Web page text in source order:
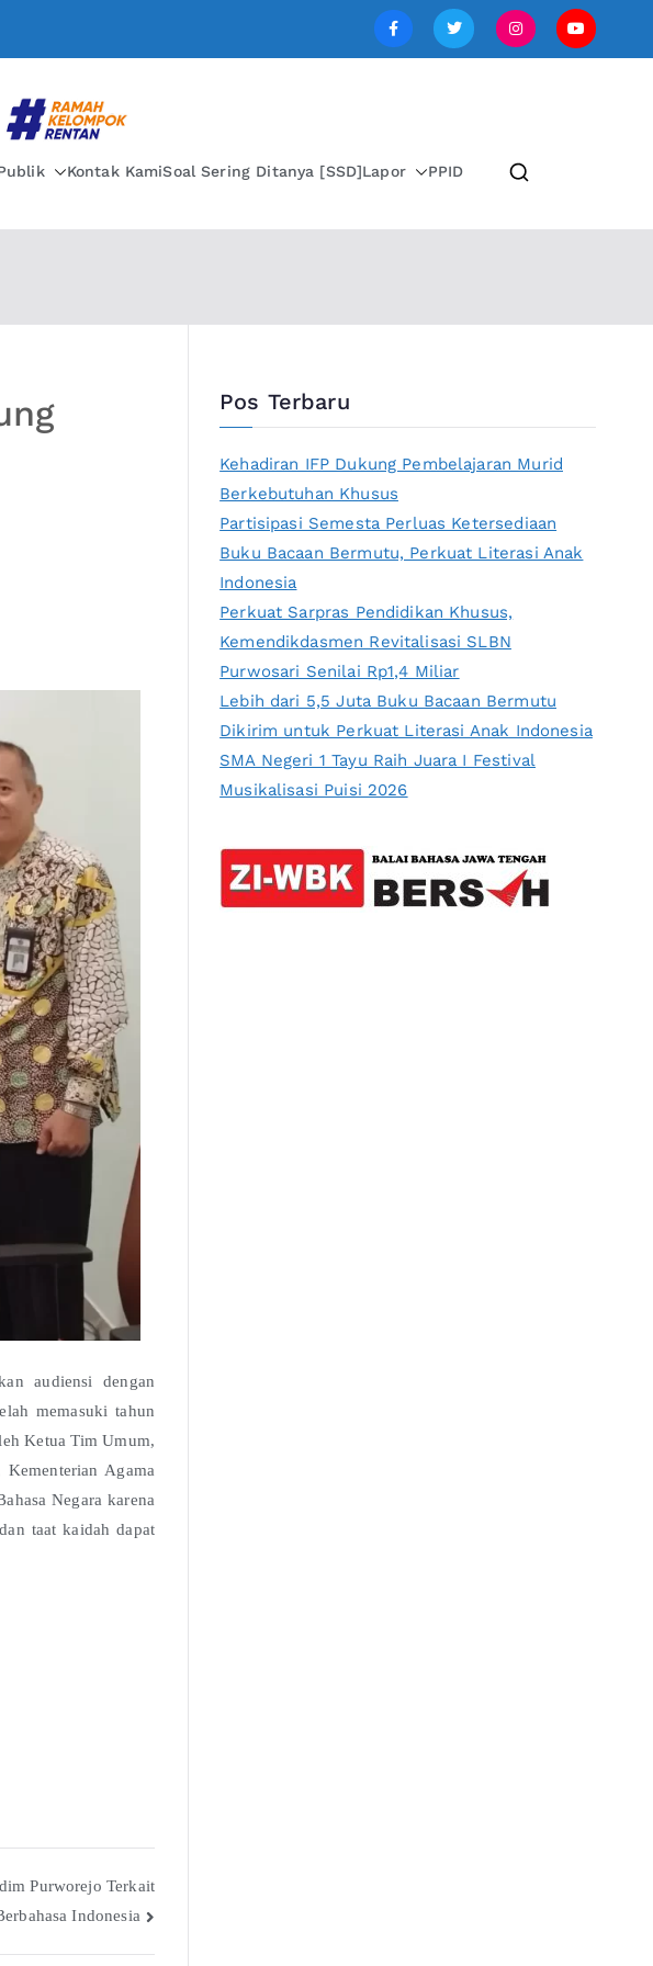
PROVINSI JAWA TENGAH
Kontak KamiSoal Sering Ditanya [SSD]Lapor PPID
audiensi dengan
memasuki tahun
Ketua Tim Umum,
Agama
Negara karena
taat kaidah dapat
Purworejo Terkait
Indonesia
Pos Terbaru
Kehadiran IFP Dukung Pembelajaran Murid
Berkebutuhan Khusus
Partisipasi Semesta Perluas Ketersediaan
Buku Bacaan Bermutu, Perkuat Literasi Anak
Indonesia
Perkuat Sarpras Pendidikan Khusus,
Kemendikdasmen Revitalisasi SLBN
Purwosari Senilai Rp1,4 Miliar
Lebih dari 5,5 Juta Buku Bacaan Bermutu
Dikirim untuk Perkuat Literasi Anak Indonesia
SMA Negeri 1 Tayu Raih Juara I Festival
Musikalisasi Puisi 2026